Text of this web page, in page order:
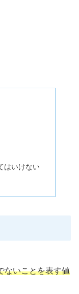
はいけない
ないことを表す値